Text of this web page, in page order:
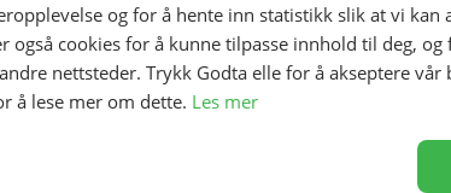
og for å hente inn statistikk slik at vi kan
også cookies for å kunne tilpasse innhold til deg,
nettsteder. Trykk Godta elle for å akseptere vår
å lese mer om dette. Les mer